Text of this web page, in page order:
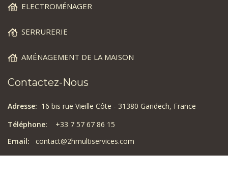
ELECTROMÉNAGER
SERRURERIE
AMÉNAGEMENT DE LA MAISON
Contactez-Nous
Adresse: 16 bis rue Vieille Côte - 31380 Garidech, France
Téléphone:
+33 7 57 67 86 15
Email:
contact@2hmultiservices.com